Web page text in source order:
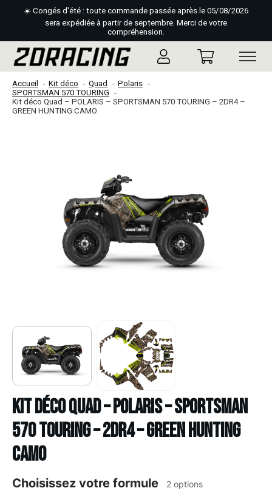
☀️ Congés d'été : toute commande passée après le 05/08/2026
sera expédiée à partir de septembre. Merci de votre
compréhension.
Accueil Kit déco Quad
Polaris
SPORTSMAN 570 TOURING
Kit déco Quad – POLARIS – SPORTSMAN 570 TOURING – 2DR4 –
GREEN HUNTING CAMO
Kit déco Quad – POLARIS – SPORTSMAN
570 TOURING – 2DR4 – GREEN HUNTING
CAMO
Choisissez votre formule 2 options